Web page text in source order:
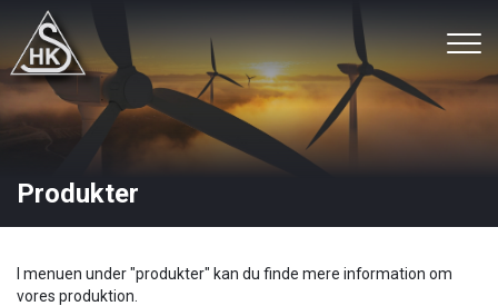
hovedindhold
Produkter
I menuen under "produkter" kan du finde mere information om
vores produktion.